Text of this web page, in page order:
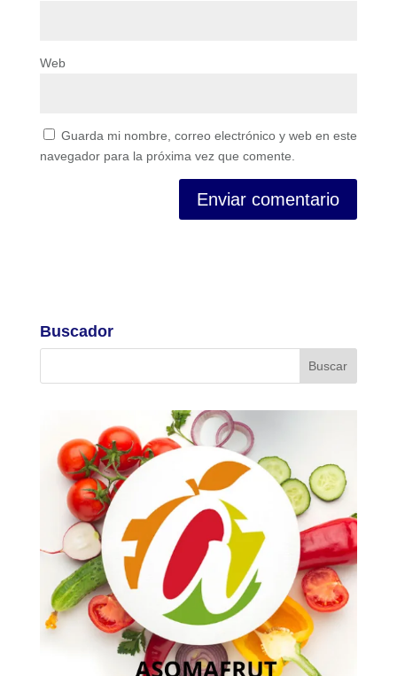
Web
Guarda mi nombre, correo electrónico y web en este
navegador para la próxima vez que comente.
Buscador